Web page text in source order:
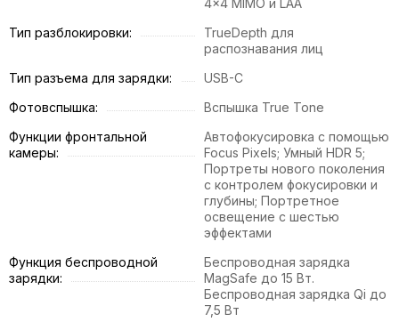
Тип разблокировки:
TrueDepth для
распознавания лиц
Тип разъема для зарядки:
USB-C
Фотовспышка:
Вспышка True Tone
Функции фронтальной
камеры:
Автофокусировка с помощью
Focus Pixels; Умный HDR 5;
Портреты нового поколения
с контролем фокусировки и
глубины; Портретное
освещение с шестью
эффектами
Функция беспроводной
зарядки:
Беспроводная зарядка
MagSafe до 15 Вт.
Беспроводная зарядка Qi до
7,5 Вт